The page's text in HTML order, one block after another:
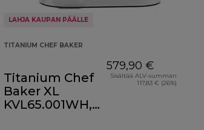
LAHJA KAUPAN PÄÄLLE
TITANIUM CHEF BAKER
Titanium Chef
Baker XL
KVL65.001WH,
579,90 €
Sisältää ALV-summan
117,83 € (26%)